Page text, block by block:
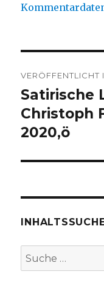
VERÖFFENTLICHT
Satirische
Christoph
2020,ö
Suche
nach: